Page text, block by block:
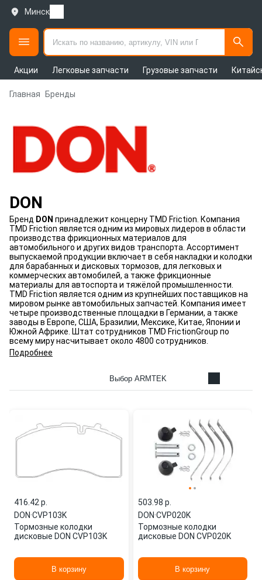
Минск
Акции Легковые запчасти Грузовые запчасти
Главная Бренды
DON
Бренд DON принадлежит концерну TMD Friction. Компания
TMD Friction является одним из мировых лидеров в области
производства фрикционных материалов для
автомобильного и других видов транспорта. Ассортимент
выпускаемой продукции включает в себя накладки и колодки
для барабанных и дисковых тормозов, для легковых и
коммерческих автомобилей, а также фрикционные
материалы для автоспорта и тяжёлой промышленности.
ТMD Friction является одним из крупнейших поставщиков на
мировом рынке автомобильных запчастей. Компания имеет
четыре производственные площадки в Германии, а также
заводы в Европе, США, Бразилии, Мексике, Китае, Японии и
Южной Африке. Штат сотрудников TMD FrictionGroup по
всему миру насчитывает около 4800 сотрудников.
Подробнее
Выбор ARMTEK
416.42 p.
DON·CVP103K
Тормозные колодки
дисковые DON CVP103K
В корзину
503.98 p.
DON·CVP020K
Тормозные колодки
дисковые DON CVP020K
В корзину